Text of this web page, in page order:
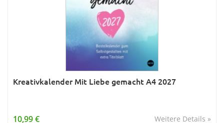
Kreativkalender Mit Liebe gemacht A4 2027
Weitere Details »
10,99 €